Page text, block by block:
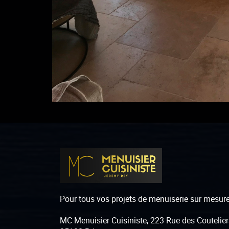
Pour tous vos projets de menuiserie sur
MC Menuisier Cuisiniste, 223 Rue des